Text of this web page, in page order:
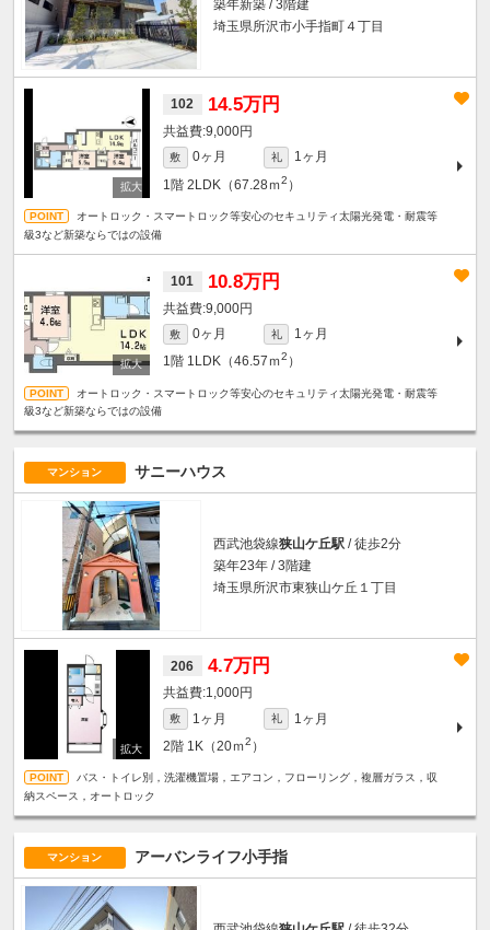
築年新築 / 3階建
埼玉県所沢市小手指町４丁目
102 14.5万円
9,000円
敷 0ヶ月 礼
1ヶ月
1階 2LDK（67.28ｍ2 ）
オートロック・スマートロック等安心のセキュリティ太陽光発電・耐震等
級3など新築ならではの設備
101 10.8万円
9,000円
敷 0ヶ月 礼
1ヶ月
1階 1LDK（46.57ｍ2 ）
オートロック・スマートロック等安心のセキュリティ太陽光発電・耐震等
級3など新築ならではの設備
マンション サニーハウス
西武池袋線狭山ケ丘駅 / 徒歩2分
築年23年 / 3階建
埼玉県所沢市東狭山ケ丘１丁目
206 4.7万円
1,000円
敷 1ヶ月 礼
1ヶ月
2階 1K（20ｍ2 ）
バス・トイレ別，洗濯機置場，エアコン，フローリング，複層ガラス，収
納スペース，オートロック
マンション アーバンライフ小手指